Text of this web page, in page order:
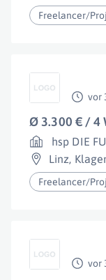
Freelancer/
vor
Ø 3.300 € / 4
hsp DIE
Linz,
Freelancer/
vor